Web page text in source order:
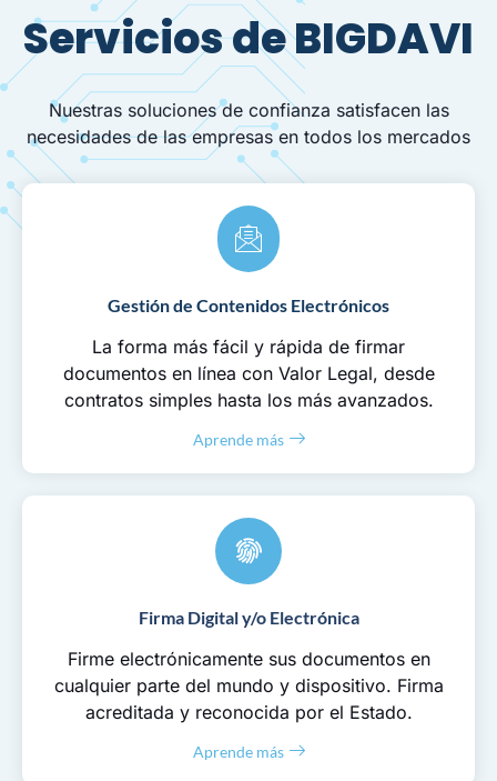
Servicios de BIGDAVI
Nuestras soluciones de confianza satisfacen las
necesidades de las empresas en todos los mercados
Gestión de Contenidos Electrónicos
La forma más fácil y rápida de firmar
documentos en línea con Valor Legal, desde
contratos simples hasta los más avanzados.
Aprende más
Firma Digital y/o Electrónica
Firme electrónicamente sus documentos en
cualquier parte del mundo y dispositivo. Firma
acreditada y reconocida por el Estado.
Aprende más